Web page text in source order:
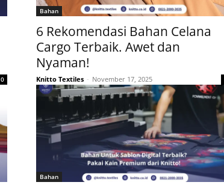
0
Bahan
6 Rekomendasi Bahan Celana
Cargo Terbaik. Awet dan
Nyaman!
Knitto Textiles - November 17, 2025
Bahan